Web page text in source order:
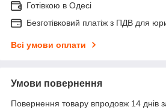
Готівкою в Одесі
Безготівковий платіж з ПДВ для
Всі умови оплати
Умови повернення
Повернення товару впродовж 14 днів